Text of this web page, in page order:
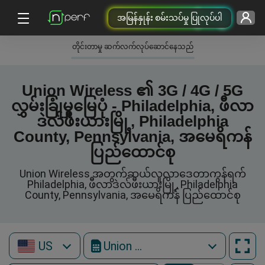
အမြန်နှုန်း စမ်းသပ်မှု ပြုလုပ်ပါ
တိုင်းတာမှု ဆက်လက်လုပ်ဆောင်နေသည်
Union Wireless ၏ 3G / 4G / 5G
လွှမ်းခြုံမှုမြေပုံ - Philadelphia, ဖီလာ
ဒဲလ်ဖီးယားမြို့, Philadelphia
County, Pennsylvania, အမေရိကန်
ပြည်ထောင်စု
Union Wireless အတွက်ဆယ်လူလာဒေတာကွန်ရက်
Philadelphia, ဖီလာဒဲလ်ဖီးယားမြို့, Philadelphia
County, Pennsylvania, အမေရိကန် ပြည်ထောင်စု
US Union Wireless